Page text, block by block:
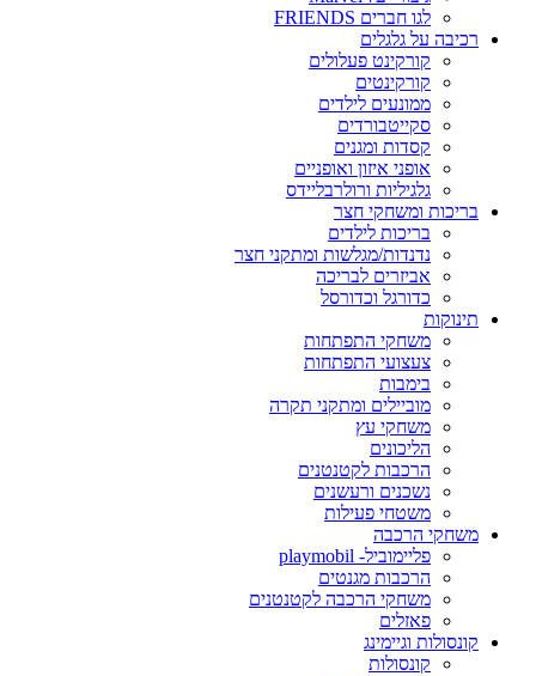
לגו חברים FRIENDS
רכיבה על גלגלים
קורקינט פעלולים
קורקינטים
ממונעים לילדים
סקייטבורדים
קסדות ומגנים
אופני איזון ואופניים
גלגיליות ורולרבליידס
בריכות ומשחקי חצר
בריכות לילדים
נדנדות/מגלשות ומתקני חצר
אביזרים לבריכה
כדורגל וכדורסל
תינוקות
משחקי התפתחות
צעצועי התפתחות
בימבות
מוביילים ומתקני תקרה
משחקי עץ
הליכונים
הרכבות לקטנטנים
נשכנים ורעשנים
משטחי פעילות
משחקי הרכבה
פליימוביל- playmobil
הרכבות מגנטים
משחקי הרכבה לקטנטנים
פאזלים
קונסולות וגיימינג
קונסולות